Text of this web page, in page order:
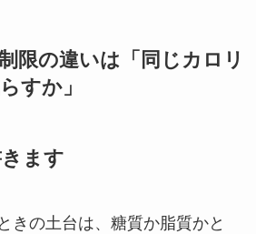
限の違いは「同じカロリ
すか」
ます
きの土台は、糖質か脂質かと